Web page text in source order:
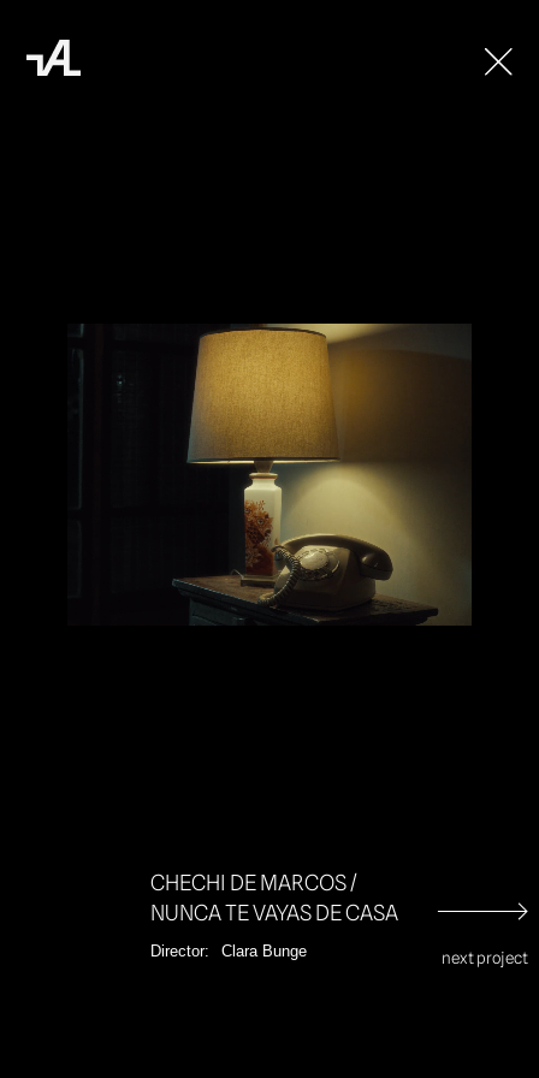
CHECHI DE MARCOS /
NUNCA TE VAYAS DE CASA
Director: Clara Bunge next project